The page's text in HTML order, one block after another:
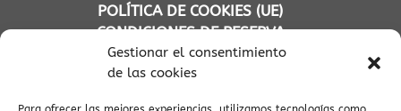
Gestionar el consentimiento
de las cookies
POLÍTICA DE COOKIES (UE)
CONDICIONES DE RESERVA